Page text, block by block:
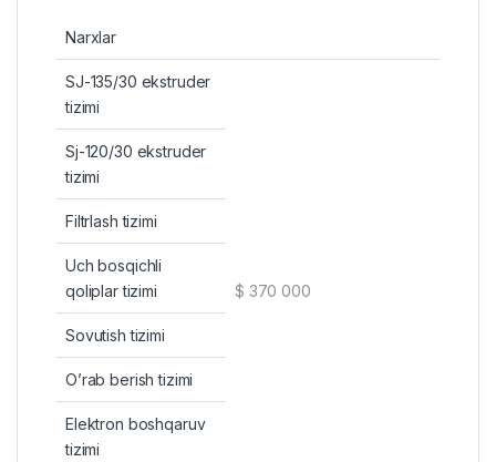
Narxlar
SJ-135/30 ekstruder
tizimi
$ 370 000
Sj-120/30 ekstruder
tizimi
Filtrlash tizimi
Uch bosqichli
qoliplar tizimi
Sovutish tizimi
O’rab berish tizimi
Elektron boshqaruv
tizimi